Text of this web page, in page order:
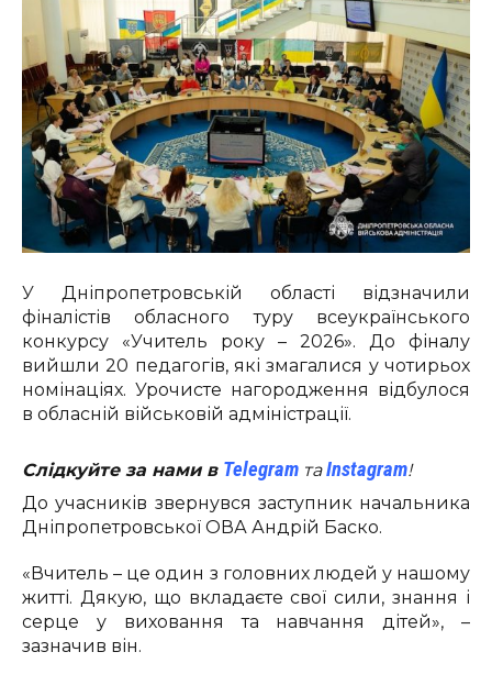
У Дніпропетровській області відзначили
фіналістів обласного туру всеукраїнського
конкурсу «Учитель року – 2026». До фіналу
вийшли 20 педагогів, які змагалися у чотирьох
номінаціях. Урочисте нагородження відбулося
в обласній військовій адміністрації.
Слідкуйте за нами в Telegram таInstagram!
До учасників звернувся заступник начальника
Дніпропетровської ОВА Андрій Баско.
«Вчитель – це один з головних людей у нашому
житті. Дякую, що вкладаєте свої сили, знання і
серце у виховання та навчання дітей», –
зазначив він.